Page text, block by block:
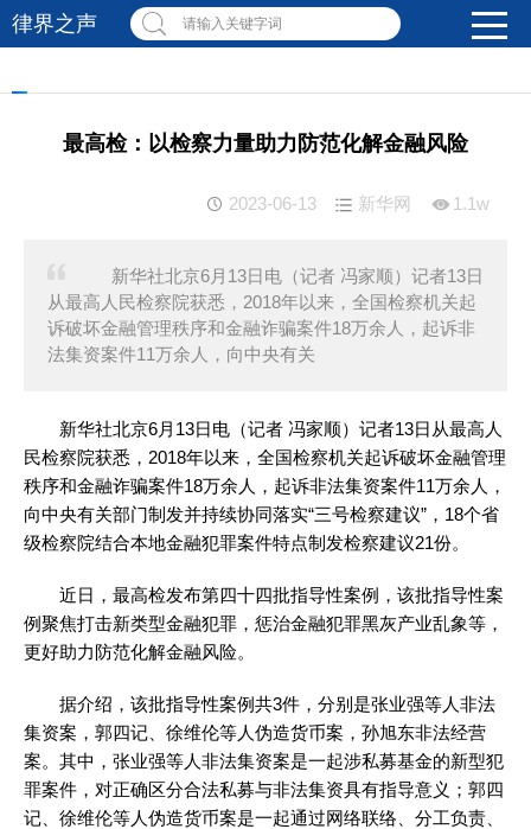
律界之声 请输入关键字词
最高检：以检察力量助力防范化解金融风险
1.1w
新华网
2023-06-13
新华社北京6月13日电（记者 冯家顺）记者13日
从最高人民检察院获悉，2018年以来，全国检察机关起
诉破坏金融管理秩序和金融诈骗案件18万余人，起诉非
法集资案件11万余人，向中央有关
新华社北京6月13日电（记者 冯家顺）记者13日从最高人
民检察院获悉，2018年以来，全国检察机关起诉破坏金融管理
秩序和金融诈骗案件18万余人，起诉非法集资案件11万余人，
向中央有关部门制发并持续协同落实“三号检察建议”，18个省
级检察院结合本地金融犯罪案件特点制发检察建议21份。
近日，最高检发布第四十四批指导性案例，该批指导性案
例聚焦打击新类型金融犯罪，惩治金融犯罪黑灰产业乱象等，
更好助力防范化解金融风险。
据介绍，该批指导性案例共3件，分别是张业强等人非法
集资案，郭四记、徐维伦等人伪造货币案，孙旭东非法经营
案。其中，张业强等人非法集资案是一起涉私募基金的新型犯
罪案件，对正确区分合法私募与非法集资具有指导意义；郭四
记、徐维伦等人伪造货币案是一起通过网络联络、分工负责、